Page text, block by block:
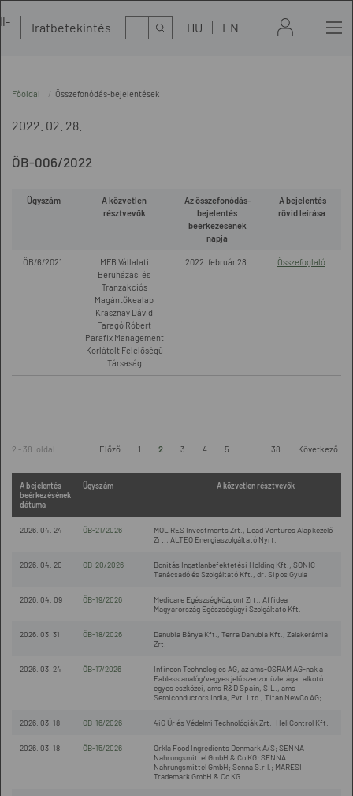
Iratbetekintés Kereső HU EN
Főoldal Összefonódás-bejelentések
2022. 02. 28.
ÖB-006/2022
Ügyszám
A közvetlen
résztvevők
Az összefonódás-
bejelentés
beérkezésének
napja
A bejelentés
rövid leírása
ÖB/6/2021.
MFB Vállalati
Beruházási és
Tranzakciós
Magántőkealap
Krasznay Dávid
Faragó Róbert
Parafix Management
Korlátolt Felelőségű
Társaság
2022. február 28. Összefoglaló
2 - 38. oldal Előző 1 2 3 4 5 38 Következő
A bejelentés
beérkezésének
dátuma
Ügyszám A közvetlen résztvevők
2026. 04. 24 ÖB-21/2026
MOL RES Investments Zrt., Lead Ventures Alapkezelő
Zrt., ALTEO Energiaszolgáltató Nyrt.
2026. 04. 20 ÖB-20/2026
Bonitás Ingatlanbefektetési Holding Kft., SONIC
Tanácsadó és Szolgáltató Kft., dr. Sipos Gyula
2026. 04. 09 ÖB-19/2026
Medicare Egészségközpont Zrt., Affidea
Magyarország Egészségügyi Szolgáltató Kft.
2026. 03. 31 ÖB-18/2026
Danubia Bánya Kft., Terra Danubia Kft., Zalakerámia
Zrt.
2026. 03. 24 ÖB-17/2026
Infineon Technologies AG, az ams-OSRAM AG-nak a
Fabless analóg/vegyes jelű szenzor üzletágat alkotó
egyes eszközei, ams R&D Spain, S.L., ams
Semiconductors India, Pvt. Ltd., Titan NewCo AG;
2026. 03. 18 ÖB-16/2026 4iG Űr és Védelmi Technológiák Zrt.; HeliControl Kft.
2026. 03. 18 ÖB-15/2026
Orkla Food Ingredients Denmark A/S; SENNA
Nahrungsmittel GmbH & Co KG; SENNA
Nahrungsmittel GmbH; Senna S.r.l.; MARESI
Trademark GmbH & Co KG